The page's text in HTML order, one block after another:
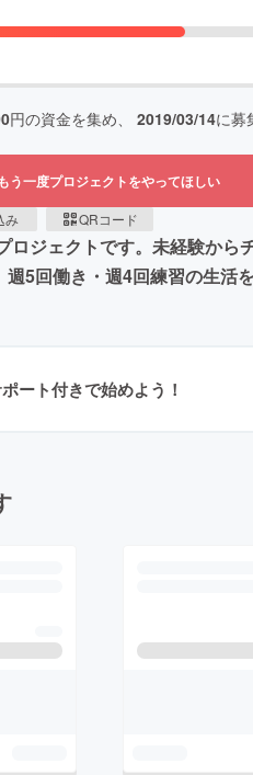
円の資金を集め、 2019/03/14に募
もう一度プロジェクトをやってほしい
み QRコード
ジェクトです。未経験か
5回働き・週4回練習の生活
ート付きで始めよう！